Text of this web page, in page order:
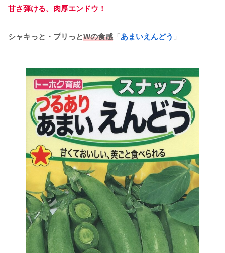
甘さ弾ける、肉厚エンドウ！
シャキっと・プリっとWの食感 「あまいえんどう 」